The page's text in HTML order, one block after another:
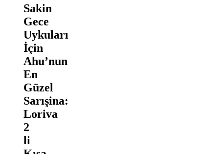
Sakin
Gece
Uykuları
İçin
Ahu’nun
En
Güzel
Sarışina:
Loriva
2
li